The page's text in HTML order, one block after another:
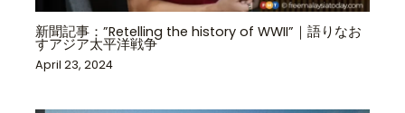
新聞記事：”Retelling the history of WWII”｜語りなお
すアジア太平洋戦争
April 23, 2024